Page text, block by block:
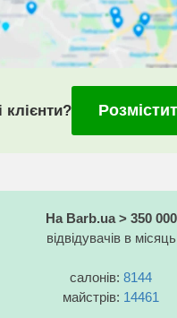
клієнти?
На Barb.ua > 350 000
відвідувачів в місяць
салонів: 8144
майстрів: 14461